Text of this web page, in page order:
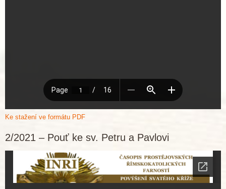
Ke stažení ve formátu PDF
2/2021 – Pouť ke sv. Petru a Pavlovi